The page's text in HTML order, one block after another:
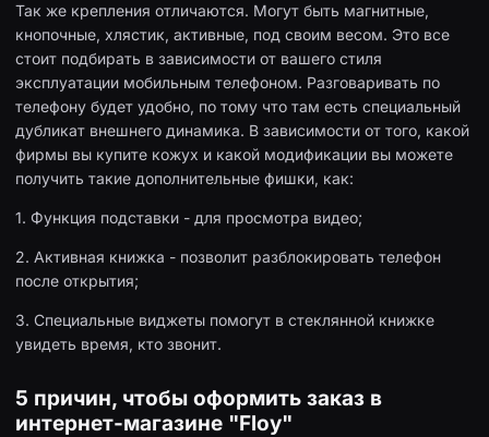
Так же крепления отличаются. Могут быть магнитные,
кнопочные, хлястик, активные, под своим весом. Это все
стоит подбирать в зависимости от вашего стиля
эксплуатации мобильным телефоном. Разговаривать по
телефону будет удобно, по тому что там есть специальный
дубликат внешнего динамика. В зависимости от того, какой
фирмы вы купите кожух и какой модификации вы можете
получить такие дополнительные фишки, как:
1. Функция подставки - для просмотра видео;
2. Активная книжка - позволит разблокировать телефон
после открытия;
3. Специальные виджеты помогут в стеклянной книжке
увидеть время, кто звонит.
5 причин, чтобы оформить заказ в
интернет-магазине "Floy"